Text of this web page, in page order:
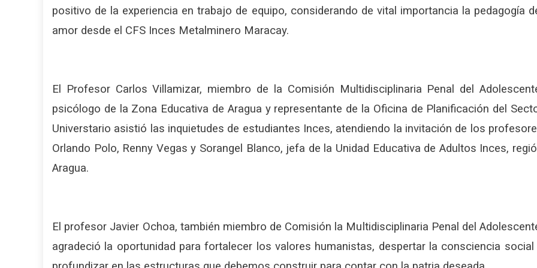
positivo de la experiencia en trabajo de equipo, considerando de vital importancia la pedagogía
amor desde el CFS Inces Metalminero Maracay.
El Profesor Carlos Villamizar, miembro de la Comisión Multidisciplinaria Penal del
psicólogo de la Zona Educativa de Aragua y representante de la Oficina de Planificación del
Universtario asistió las inquietudes de estudiantes Inces, atendiendo la invitación de los
Orlando Polo, Renny Vegas y Sorangel Blanco, jefa de la Unidad Educativa de Adultos Inces,
Aragua.
El profesor Javier Ochoa, también miembro de Comisión la Multidisciplinaria Penal del
agradeció la oportunidad para fortalecer los valores humanistas, despertar la consciencia social